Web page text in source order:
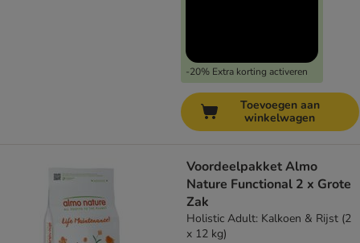
-20% Extra korting activeren
Toevoegen aan
winkelwagen
Voordeelpakket Almo
Nature Functional 2 x Grote
Zak
Holistic Adult: Kalkoen & Rijst (2
x 12 kg)